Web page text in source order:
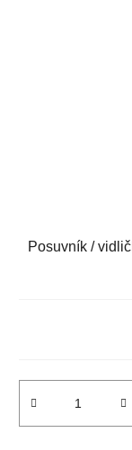
Posuvník /